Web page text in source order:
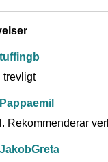
tuffingb
trevligt
Pappaemil
Rekommenderar
JakobGreta